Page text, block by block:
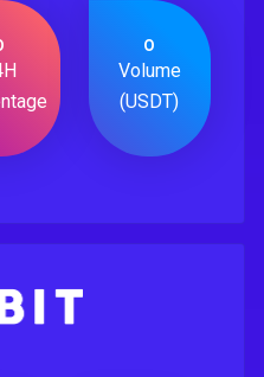
0
Volume
(USDT)